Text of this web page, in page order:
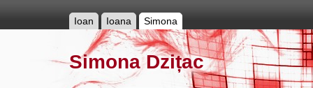
Ioan Ioana Simona
Simona Dzițac